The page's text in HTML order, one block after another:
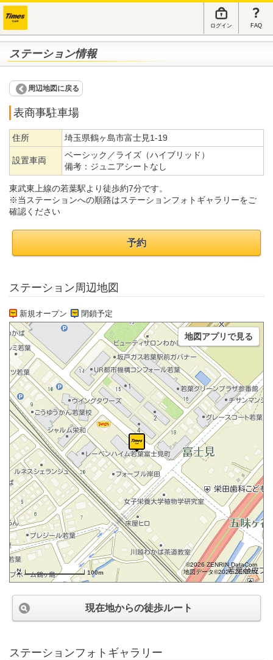
ログイン FAQ
ステーション情報
周辺地図に戻る
表商事駐車場
住所 埼玉県鶴ヶ島市富士見1-19
設置車両
ベーシック／ライズ（ハイブリッド）
備考： ジュニアシートなし
東武東上線の若葉駅より徒歩約7分です。
※当ステーションへの順路はステーションフォトギャラリーをご
確認ください
予約
ステーション周辺地図
新規オープン 閉鎖予定
100m
©2026 ZENRIN DataCom
地図データ©2026 ZENRIN
地図アプリで見る
現在地からの徒歩ルート
ステーションフォトギャラリー